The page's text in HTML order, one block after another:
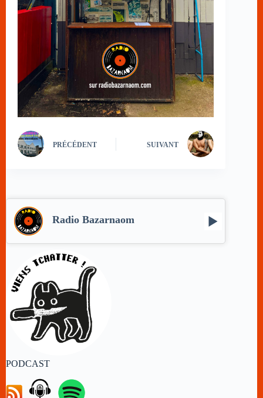
PRÉCÉDENT SUIVANT
Radio Bazarnaom
PODCAST